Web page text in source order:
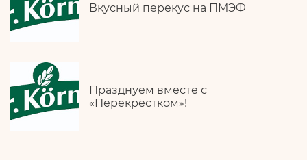
Вкусный перекус на ПМЭФ
Празднуем вместе с
«Перекрёстком»!